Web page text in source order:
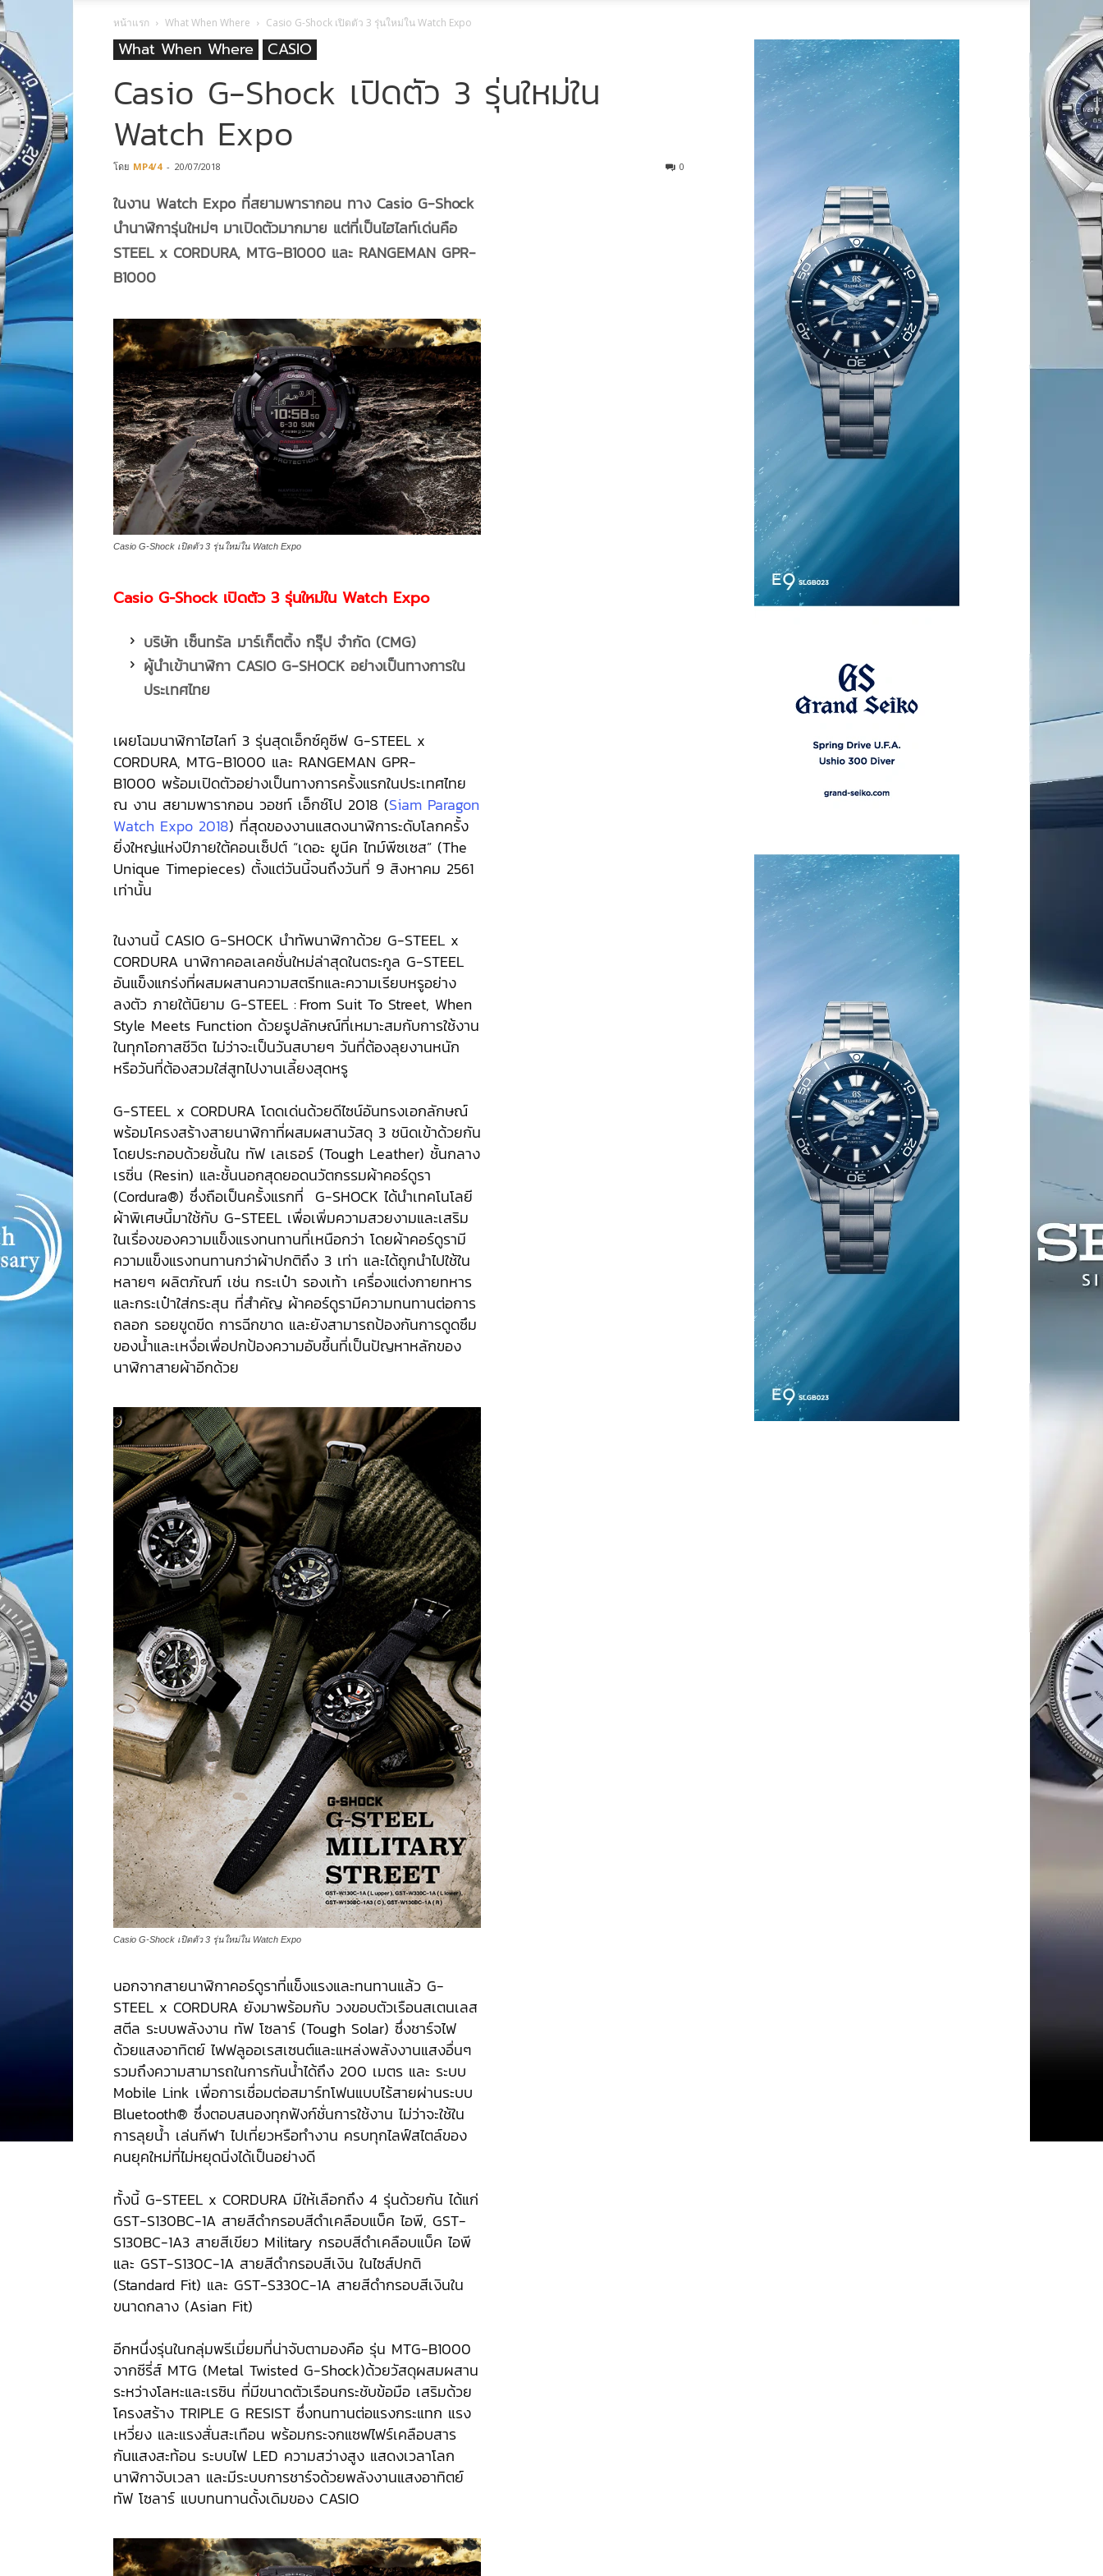
หน้าแรก What When Where Casio G-Shock เปิดตัว 3 รุ่นใหม่ใน Watch Expo
What When Where CASIO
Casio G-Shock เปิดตัว 3 รุ่นใหม่ใน
Watch Expo
โดย MP4/4 - 20/07/2018 0
ในงาน Watch Expo ที่สยามพารากอน ทาง Casio G-Shock
นำนาฬิการุ่นใหม่ๆ มาเปิดตัวมากมาย แต่ที่เป็นไฮไลท์เด่นคือ
STEEL x CORDURA, MTG-B1000 และ RANGEMAN GPR-
B1000
Casio G-Shock เปิดตัว 3 รุ่นใหม่ใน Watch Expo
Casio G-Shock เปิดตัว 3 รุ่นใหม่ใน Watch Expo
บริษัท เซ็นทรัล มาร์เก็ตติ้ง กรุ๊ป จำกัด (CMG)
ผู้นำเข้านาฬิกา CASIO G-SHOCK อย่างเป็นทางการใน
ประเทศไทย
เผยโฉมนาฬิกาไฮไลท์ 3 รุ่นสุดเอ็กซ์คูซีฟ G-STEEL x
CORDURA, MTG-B1000 และ RANGEMAN GPR-
B1000 พร้อมเปิดตัวอย่างเป็นทางการครั้งแรกในประเทศไทย
ณ งาน สยามพารากอน วอชท์ เอ็กซ์โป 2018 (Siam Paragon
Watch Expo 2018) ที่สุดของงานแสดงนาฬิการะดับโลกครั้ง
ยิ่งใหญ่แห่งปีภายใต้คอนเซ็ปต์ “เดอะ ยูนีค ไทม์พีซเซส” (The
Unique Timepieces) ตั้งแต่วันนี้จนถึงวันที่ 9 สิงหาคม 2561
เท่านั้น
ในงานนี้ CASIO G-SHOCK นำทัพนาฬิกาด้วย G-STEEL x
CORDURA นาฬิกาคอลเลคชั่นใหม่ล่าสุดในตระกูล G-STEEL
อันแข็งแกร่งที่ผสมผสานความสตรีทและความเรียบหรูอย่าง
ลงตัว ภายใต้นิยาม G-STEEL : From Suit To Street, When
Style Meets Function ด้วยรูปลักษณ์ที่เหมาะสมกับการใช้งาน
ในทุกโอกาสชีวิต ไม่ว่าจะเป็นวันสบายๆ วันที่ต้องลุยงานหนัก
หรือวันที่ต้องสวมใส่สูทไปงานเลี้ยงสุดหรู
G-STEEL x CORDURA โดดเด่นด้วยดีไซน์อันทรงเอกลักษณ์
พร้อมโครงสร้างสายนาฬิกาที่ผสมผสานวัสดุ 3 ชนิดเข้าด้วยกัน
โดยประกอบด้วยชั้นใน ทัฟ เลเธอร์ (Tough Leather)​ ชั้นกลาง
เรซิ่น (Resin) และชั้นนอกสุดยอดนวัตกรรมผ้าคอร์ดูรา
(Cordura®) ซึ่งถือเป็นครั้งแรกที่ G-SHOCK ได้นำเทคโนโลยี
ผ้าพิเศษนี้มาใช้กับ G-STEEL เพื่อเพิ่มความสวยงามและเสริม
ในเรื่องของความแข็งแรงทนทานที่เหนือกว่า โดยผ้าคอร์ดูรามี
ความแข็งแรงทนทานกว่าผ้าปกติถึง 3 เท่า และได้ถูกนำไปใช้ใน
หลายๆ ผลิตภัณฑ์ เช่น กระเป๋า รองเท้า เครื่องแต่งกายทหาร
และกระเป๋าใส่กระสุน ที่สำคัญ ผ้าคอร์ดูรามีความทนทานต่อการ
ถลอก รอยขูดขีด การฉีกขาด และยังสามารถป้องกันการดูดซึม
ของน้ำและเหงื่อเพื่อปกป้องความอับชื้นที่เป็นปัญหาหลักของ
นาฬิกาสายผ้าอีกด้วย
Casio G-Shock เปิดตัว 3 รุ่นใหม่ใน Watch Expo
นอกจากสายนาฬิกาคอร์ดูราที่แข็งแรงและทนทานแล้ว G-
STEEL x CORDURA ยังมาพร้อมกับ วงขอบตัวเรือนสเตนเลส
สตีล ระบบพลังงาน ทัฟ โซลาร์ (Tough Solar) ซึ่งชาร์จไฟ
ด้วยแสงอาทิตย์ ไฟฟลูออเรสเซนต์และแหล่งพลังงานแสงอื่นๆ
รวมถึงความสามารถในการกันน้ำได้ถึง 200 เมตร และ ระบบ
Mobile Link เพื่อการเชื่อมต่อสมาร์ทโฟนแบบไร้สายผ่านระบบ
Bluetooth® ซึ่งตอบสนองทุกฟังก์ชั่นการใช้งาน ไม่ว่าจะใช้ใน
การลุยน้ำ เล่นกีฬา ไปเที่ยวหรือทำงาน ครบทุกไลฟ์สไตล์ของ
คนยุคใหม่ที่ไม่หยุดนิ่งได้เป็นอย่างดี
ทั้งนี้ G-STEEL x CORDURA มีให้เลือกถึง 4 รุ่นด้วยกัน ได้แก่
GST-S130BC-1A สายสีดำกรอบสีดำเคลือบแบ็ค ไอพี, GST-
S130BC-1A3 สายสีเขียว Military กรอบสีดำเคลือบแบ็ค ไอพี
และ GST-S130C-1A สายสีดำกรอบสีเงิน ในไซส์ปกติ
(Standard Fit) และ GST-S330C-1A สายสีดำกรอบสีเงินใน
ขนาดกลาง (Asian Fit)
อีกหนึ่งรุ่นในกลุ่มพรีเมี่ยมที่น่าจับตามองคือ รุ่น MTG-B1000
จากซีรี่ส์ MTG (Metal Twisted G-Shock)ด้วยวัสดุผสมผสาน
ระหว่างโลหะและเรซิน ที่มีขนาดตัวเรือนกระชับข้อมือ เสริมด้วย
โครงสร้าง TRIPLE G RESIST ซึ่งทนทานต่อแรงกระแทก แรง
เหวี่ยง และแรงสั่นสะเทือน พร้อมกระจกแซฟไฟร์เคลือบสาร
กันแสงสะท้อน ระบบไฟ LED ความสว่างสูง แสดงเวลาโลก
นาฬิกาจับเวลา และมีระบบการชาร์จด้วยพลังงานแสงอาทิตย์
ทัฟ โซลาร์ แบบทนทานดั้งเดิมของ CASIO